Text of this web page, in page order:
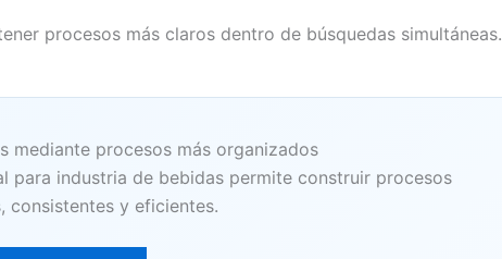
procesos más claros dentro de búsquedas simultáneas.
mediante procesos más organizados
para industria de bebidas permite construir procesos
consistentes y eficientes.